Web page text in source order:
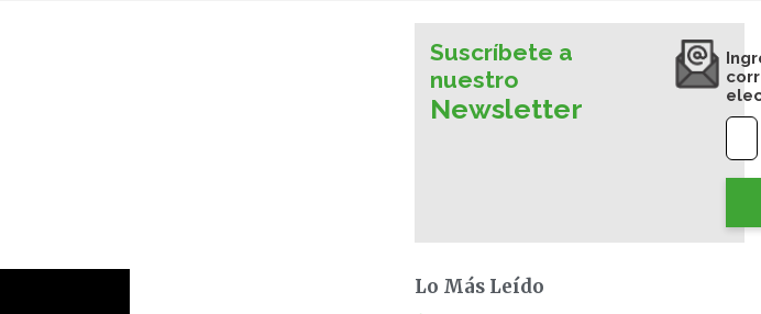
Suscríbete a
nuestro
Newsletter
Lo Más Leído